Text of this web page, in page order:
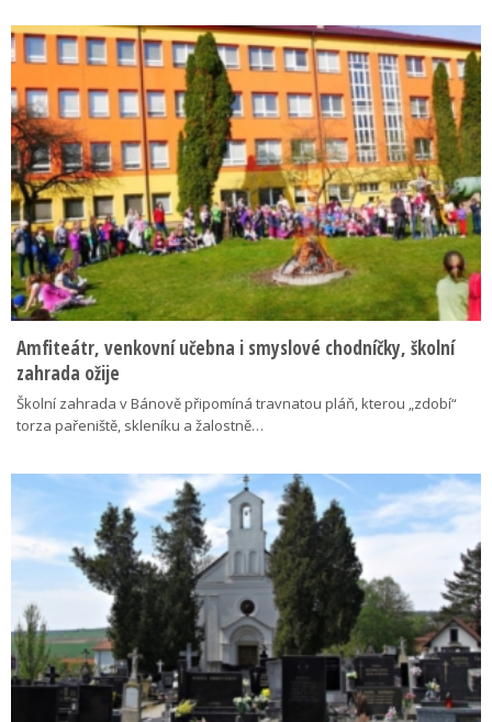
Amfiteátr, venkovní učebna i smyslové chodníčky, školní
zahrada ožije
Školní zahrada v Bánově připomíná travnatou pláň, kterou „zdobí“
torza pařeniště, skleníku a žalostně…